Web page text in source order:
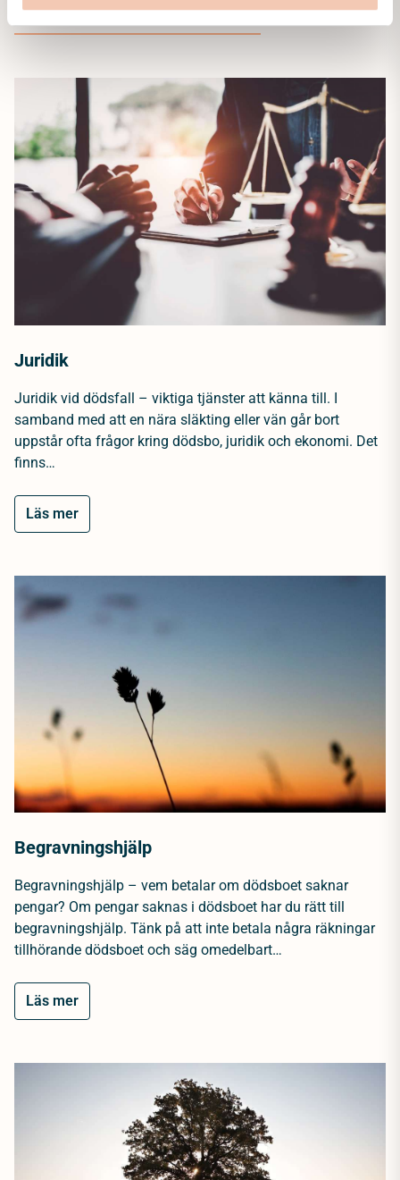
Mer hos Lova Begravning
Juridik
Juridik vid dödsfall – viktiga tjänster att känna till. I
samband med att en nära släkting eller vän går bort
uppstår ofta frågor kring dödsbo, juridik och ekonomi. Det
finns…
Läs mer
Begravningshjälp
Begravningshjälp – vem betalar om dödsboet saknar
pengar? Om pengar saknas i dödsboet har du rätt till
begravningshjälp. Tänk på att inte betala några räkningar
tillhörande dödsboet och säg omedelbart…
Läs mer